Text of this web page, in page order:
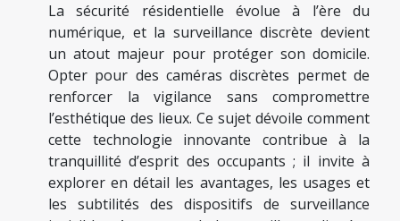
La sécurité résidentielle évolue à l’ère du
numérique, et la surveillance discrète devient
un atout majeur pour protéger son domicile.
Opter pour des caméras discrètes permet de
renforcer la vigilance sans compromettre
l’esthétique des lieux. Ce sujet dévoile comment
cette technologie innovante contribue à la
tranquillité d’esprit des occupants ; il invite à
explorer en détail les avantages, les usages et
les subtilités des dispositifs de surveillance